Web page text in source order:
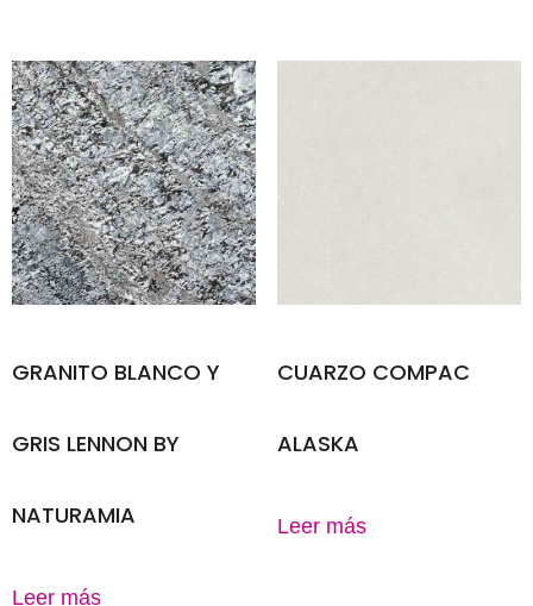
GRANITO BLANCO Y
GRIS LENNON BY
NATURAMIA
Leer más
CUARZO COMPAC
ALASKA
Leer más